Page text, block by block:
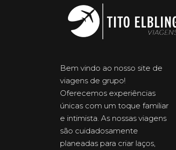
Bem vindo ao nosso site de
viagens de grupo!
Oferecemos experiências
únicas com um toque familiar
e intimista. As nossas viagens
são cuidadosamente
planeadas para criar laços,